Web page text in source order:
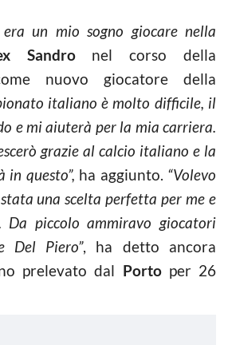
era un mio sogno giocare nella
Sandronel corso della
nuovo giocatore della
italiano è molto difficile, il
e mi aiuterà per la mia carriera.
grazie al calcio italiano e la
in questo”, ha aggiunto. “Volevo
una scelta perfetta per me e
piccolo ammiravo giocatori
Del Piero”, ha detto ancora
prelevato dal Portoper 26